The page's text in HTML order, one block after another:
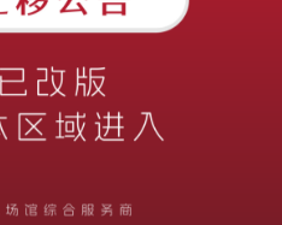
通过创
意与美
学的融
合，为
观众打
吸引人